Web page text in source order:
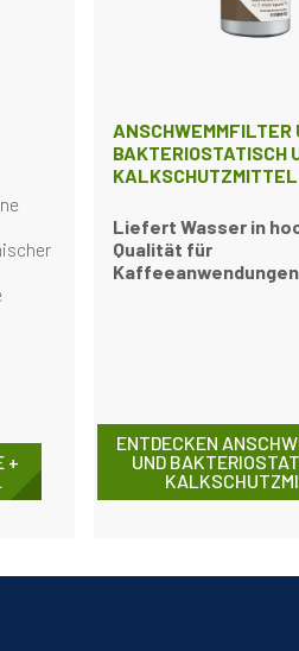
+
ANSCHWEMMFILTER
BAKTERIOSTATISCH
KALKSCHUTZMITTEL
Liefert Wasser in
Qualität für
Kaffeeanwendungen
ENTDECKEN
UND